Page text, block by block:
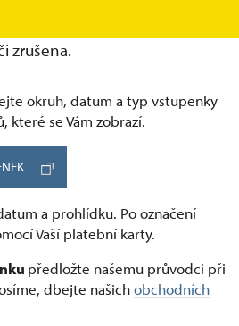
může být před plánovaným
zrušena.
okruh, datum a typ vstupenky
které se Vám zobrazí.
a prohlídku. Po označení
Vaší platební karty.
předložte našemu průvodci při
dbejte našichobchodních